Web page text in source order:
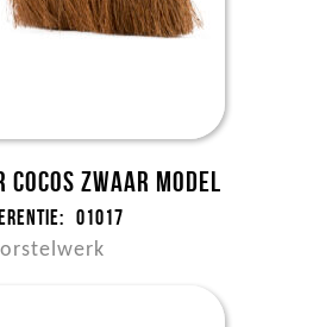
zwaar model
01017